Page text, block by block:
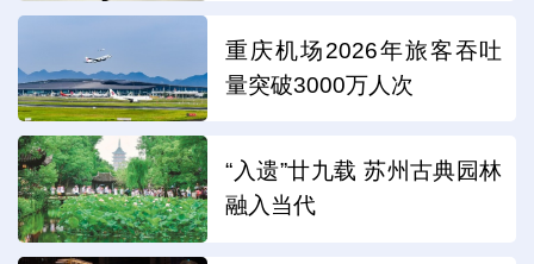
重庆机场2026年旅客吞吐
量突破3000万人次
“入遗”廿九载 苏州古典园林
融入当代